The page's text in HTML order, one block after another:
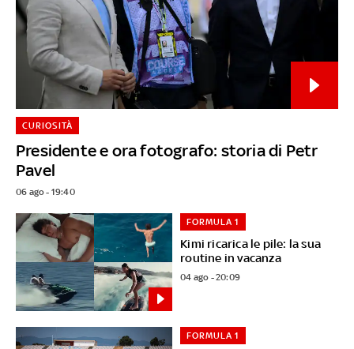
Presidente e ora fotografo: storia di Petr
Pavel
CURIOSITÀ
06 ago - 19:40
Kimi ricarica le pile: la sua
routine in vacanza
FORMULA 1
04 ago - 20:09
FORMULA 1